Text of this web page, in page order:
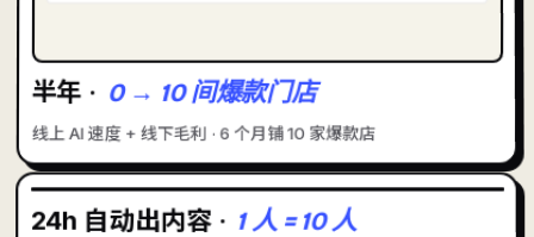
半年 · 0 → 10 间爆款门店
线上 AI 速度 + 线下毛利 · 6 个月铺 10 家爆款店
24h 自动出内容 · 1 人 = 10 人